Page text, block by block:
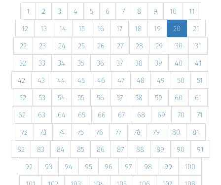
1 2 3 4 5 6 7 8 9 10
11
12
13 14 15 16 17 18 19 20
21
22
23 24 25 26 27 28 29 30
31
32
33 34 35 36 37 38 39 40
41
42
43 44 45 46 47 48 49 50
51
52
53 54 55 56 57 58 59 60
61
62
63 64 65 66 67 68 69 70
71
72
73 74 75 76 77 78 79 80
81
82
83 84 85 86 87 88 89 90
91
92
93 94 95 96 97 98 99
100